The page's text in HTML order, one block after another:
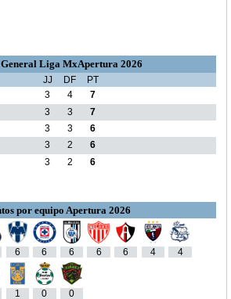
Liga MxApertura 2026
JJ DF
PT
3 4
7
3 3
7
3 3
6
3 2
6
3 2 6
por equipo Apertura 2026
6 6 6 6 6 4 4
1 0 0